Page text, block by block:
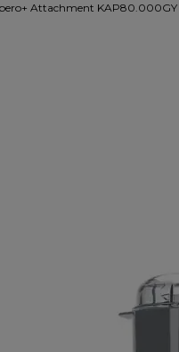
Attachment KAP80.000GY